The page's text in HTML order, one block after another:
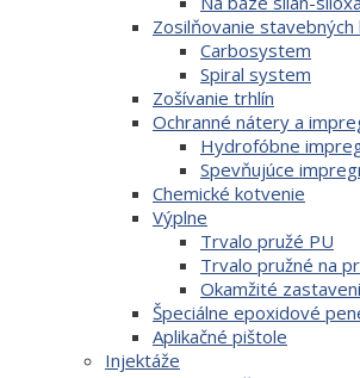
Zosilňovanie stavebných
Carbosystem
Spiral system
Zošívanie trhlín
Ochranné nátery a
Hydrofóbne
Spevňujúce
Chemické kotvenie
Výplne
Trvalo pružé PU
Trvalo pružné na
Okamžité
Špeciálne epoxidové
Aplikačné pištole
Injektáže